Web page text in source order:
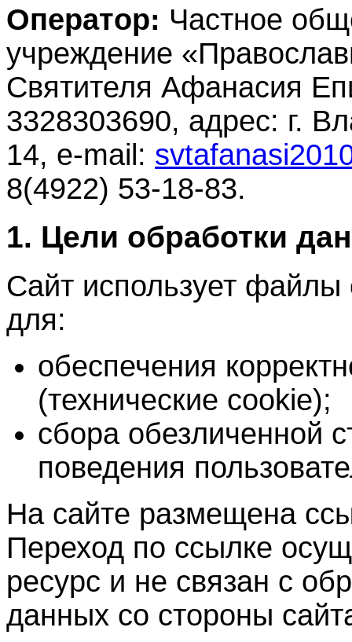
Оператор: Частное
учреждение
Святителя Афанасия
3328303690, адрес: г.
14, e‑mail:
8(4922) 53-18-83.
1. Цели обработки
Сайт использует файлы
для:
обеспечения
(технические cookie);
сбора обезличенной
поведения
На сайте размещена
Переход по ссылке
ресурс и не связан с
данных со стороны